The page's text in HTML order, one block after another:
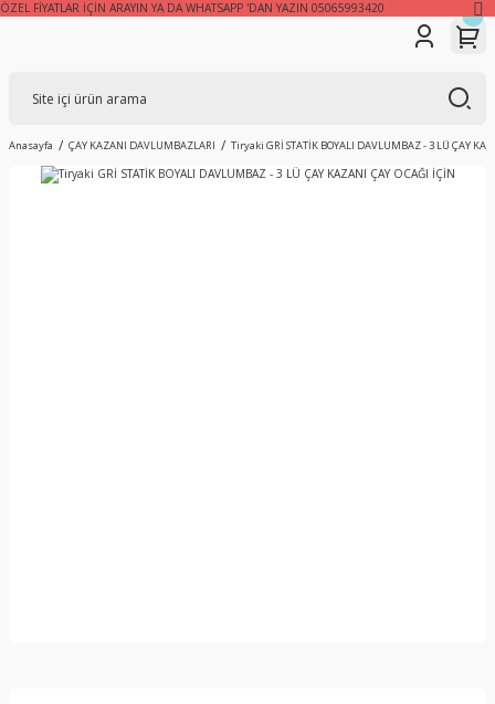
Anasayfa ÇAY KAZANI DAVLUMBAZLARI Tiryaki GRİ STATİK BOYALI DAVLUMBAZ - 3 LÜ ÇAY
ÖZEL FİYATLAR İÇİN ARAYIN YA DA WHATSAPP 'DAN YAZIN 05065993420